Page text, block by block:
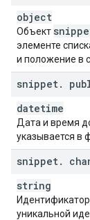
object
Объект
элементе
и положение в
snippet.
datetime
Дата и время
указывается в
snippet.
string
уникальной